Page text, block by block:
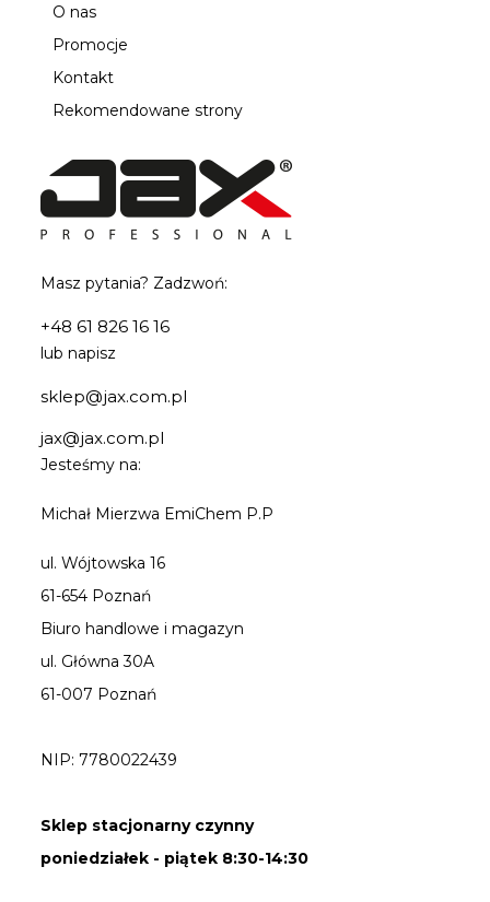
O nas
Promocje
Kontakt
Rekomendowane strony
Masz pytania? Zadzwoń:
+48 61 826 16 16
lub napisz
sklep@jax.com.pl
jax@jax.com.pl
Jesteśmy na:
Michał Mierzwa EmiChem P.P
ul. Wójtowska 16
61-654 Poznań
Biuro handlowe i magazyn
ul. Główna 30A
61-007 Poznań
NIP: 7780022439
Sklep stacjonarny czynny
poniedziałek - piątek 8:30-14:30